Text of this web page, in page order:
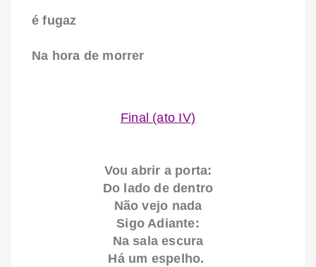
é fugaz
Na hora de morrer
Final (ato IV)
Vou abrir a porta:
Do lado de dentro
Não vejo nada
Sigo Adiante:
Na sala escura
Há um espelho.